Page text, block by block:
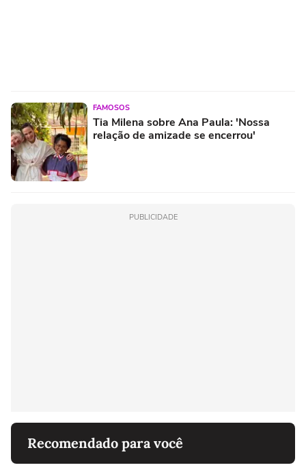
FAMOSOS
Tia Milena sobre Ana Paula: 'Nossa
relação de amizade se encerrou'
PUBLICIDADE
Recomendado para você